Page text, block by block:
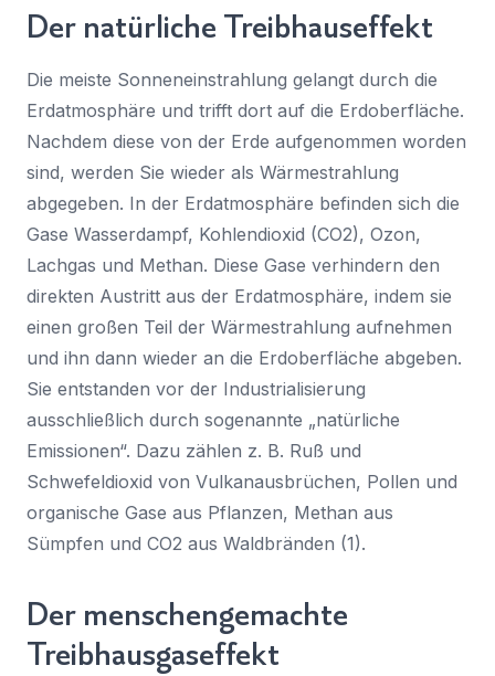
Der natürliche Treibhauseffekt
Die meiste Sonneneinstrahlung gelangt durch die
Erdatmosphäre und trifft dort auf die Erdoberfläche.
Nachdem diese von der Erde aufgenommen worden
sind, werden Sie wieder als Wärmestrahlung
abgegeben. In der Erdatmosphäre befinden sich die
Gase Wasserdampf, Kohlendioxid (CO2), Ozon,
Lachgas und Methan. Diese Gase verhindern den
direkten Austritt aus der Erdatmosphäre, indem sie
einen großen Teil der Wärmestrahlung aufnehmen
und ihn dann wieder an die Erdoberfläche abgeben.
Sie entstanden vor der Industrialisierung
ausschließlich durch sogenannte „natürliche
Emissionen“. Dazu zählen z. B. Ruß und
Schwefeldioxid von Vulkanausbrüchen, Pollen und
organische Gase aus Pflanzen, Methan aus
Sümpfen und CO2 aus Waldbränden (1).
Der menschengemachte
Treibhausgaseffekt
Senden
Ein Link zum Erstellen eines neuen Passwort wird an deine
Sie haben bereits ein Konto?
Hier klicken um sich anzumelden